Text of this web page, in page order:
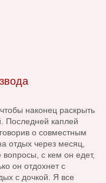
наконец раскрыть
Последней каплей
о совместным
отдых через месяц,
с кем он едет,
он отдохнет с
с дочкой. Я все